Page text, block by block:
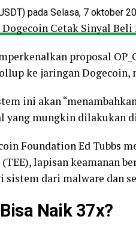
pada Selasa, 7 oktober
Cetak Sinyal Beli
proposal
ke jaringan
ini akan
yang mungkin dilakukan
Foundation Ed Tubbs
lapisan keamanan
dari malware dan
Naik 37x?